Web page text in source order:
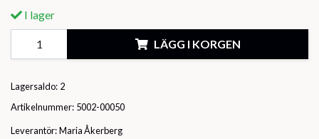
I lager
LÄGG I KORGEN
Lagersaldo: 2
Artikelnummer: 5002-00050
Leverantör:Maria Åkerberg